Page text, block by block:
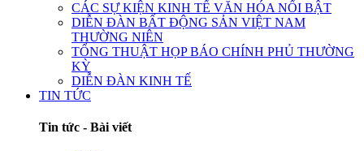
CÁC SỰ KIỆN KINH TẾ VĂN HÓA NỔI BẬT
DIỄN ĐÀN BẤT ĐỘNG SẢN VIỆT NAM
THƯỜNG NIÊN
TỔNG THUẬT HỌP BÁO CHÍNH PHỦ THƯỜNG
KỲ
DIỄN ĐÀN KINH TẾ
TIN TỨC
Tin tức - Bài viết